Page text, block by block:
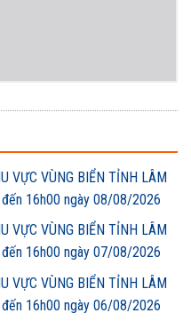
VỰC VÙNG BIỂN TỈNH LÂM
16h00 ngày 08/08/2026
VỰC VÙNG BIỂN TỈNH LÂM
16h00 ngày 07/08/2026
VỰC VÙNG BIỂN TỈNH LÂM
16h00 ngày 06/08/2026